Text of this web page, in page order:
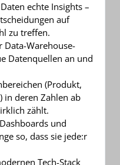
echte Insights –
auf
zu treffen.
Data-Warehouse-
Datenquellen an und
(Produkt,
in deren Zahlen ab
zählt.
und
so, dass sie jede:r
Tech-Stack